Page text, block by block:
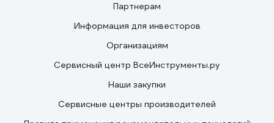
Партнерам
Информация для инвесторов
Организациям
Сервисный центр ВсеИнструменты.ру
Наши закупки
Сервисные центры производителей